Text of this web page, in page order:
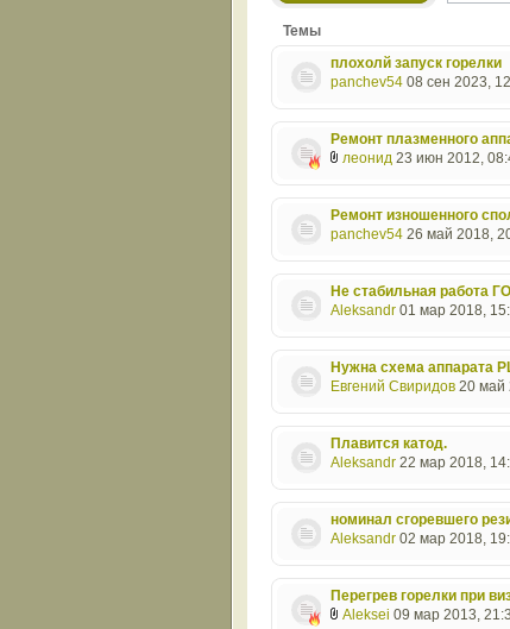
Темы
плохолй запуск горелки
panchev5408 сен 2023,
Ремонт плазменного
леонид23 июн 2012,
Ремонт изношенного
panchev5426 май 2018,
Не стабильная работа
Aleksandr01 мар 2018,
Нужна схема аппарата
Евгений Свиридов20 май
Плавится катод.
Aleksandr22 мар 2018,
номинал сгоревшего
Aleksandr02 мар 2018,
Перегрев горелки при
Aleksei 09 мар 2013,